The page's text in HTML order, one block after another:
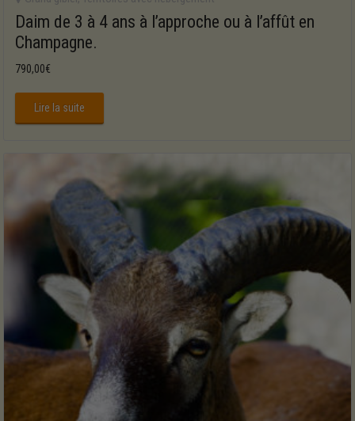
Daim de 3 à 4 ans à l’approche ou à l’affût en
Champagne.
790,00€
Lire la suite